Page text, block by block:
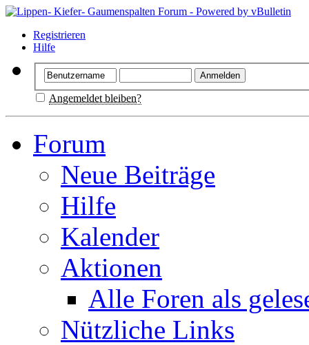
Registrieren
Hilfe
Angemeldet bleiben?
Forum
Neue Beiträge
Hilfe
Kalender
Aktionen
Alle Foren als
Nützliche Links